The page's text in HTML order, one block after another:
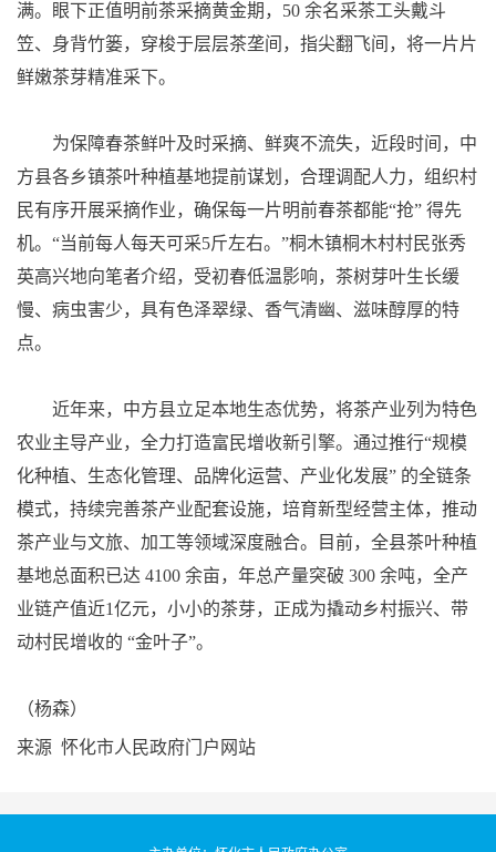
满。眼下正值明前茶采摘黄金期，50 余名采茶工头戴斗
笠、身背竹篓，穿梭于层层茶垄间，指尖翻飞间，将一片片
鲜嫩茶芽精准采下。
为保障春茶鲜叶及时采摘、鲜爽不流失，近段时间，中
方县各乡镇茶叶种植基地提前谋划，合理调配人力，组织村
民有序开展采摘作业，确保每一片明前春茶都能“抢” 得先
机。“当前每人每天可采5斤左右。”桐木镇桐木村村民张秀
英高兴地向笔者介绍，受初春低温影响，茶树芽叶生长缓
慢、病虫害少，具有色泽翠绿、香气清幽、滋味醇厚的特
点。
近年来，中方县立足本地生态优势，将茶产业列为特色
农业主导产业，全力打造富民增收新引擎。通过推行“规模
化种植、生态化管理、品牌化运营、产业化发展” 的全链条
模式，持续完善茶产业配套设施，培育新型经营主体，推动
茶产业与文旅、加工等领域深度融合。目前，全县茶叶种植
基地总面积已达 4100 余亩，年总产量突破 300 余吨，全产
业链产值近1亿元，小小的茶芽，正成为撬动乡村振兴、带
动村民增收的 “金叶子”。
（杨森）
来源 怀化市人民政府门户网站